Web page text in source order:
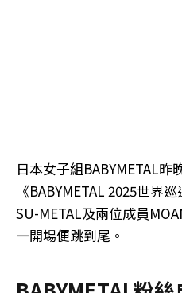
日本女子組BABYMETAL
《BABYMETAL 2025世界
SU-METAL及兩位成員
一開場便跳到尾。